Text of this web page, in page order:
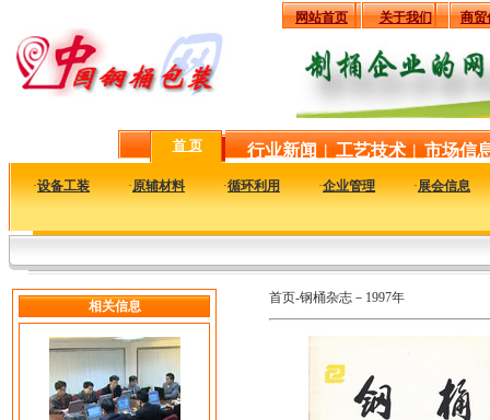
网站首页 关于我们 商贸
首 页 行业新闻 | 工艺技术 | 市场信
·设备工装 ·原辅材料 ·循环利用 ·企业管理 ·展会信息
相关信息
首页-钢桶杂志－1997年